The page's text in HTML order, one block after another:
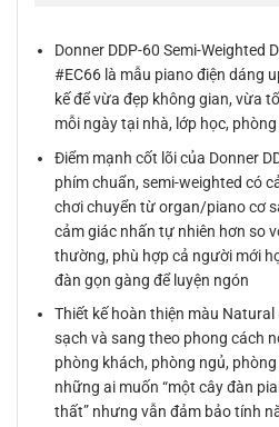
Donner DDP-60 Semi-Weighted
#EC66 là mẫu piano điện dáng
kế để vừa đẹp không gian, vừa
mỗi ngày tại nhà, lớp học,
Điểm mạnh cốt lõi của Donner
phím chuẩn, semi-weighted có
chơi chuyển từ organ/piano cơ
cảm giác nhấn tự nhiên hơn so
thường, phù hợp cả người mới
đàn gọn gàng để luyện ngón
Thiết kế hoàn thiện màu
sạch và sang theo phong cách
phòng khách, phòng ngủ,
những ai muốn “một cây đàn
thất” nhưng vẫn đảm bảo tính